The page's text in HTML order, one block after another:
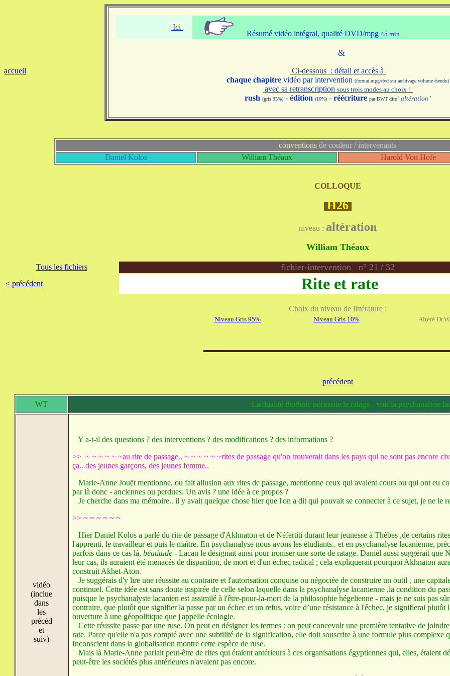
accueil
Ici
Résumé vidéo intégral, qualité DVD/mpg 45.min
&
Ci-dessous : détail et accès à
chaque chapitre vidéo par intervention (format mpg/dvd sur archivage volume étendu)
avec sa retranscription sous trois modes au choix :
rush (gris 95%) - édition (10%) - réécriture par DWT dite ' altération '
conventions de couleur / intervenants
Daniel Kolos
William Théaux Harold Von Hofe
COLLOQUE
H26
niveau : altération
William Théaux
Tous les fichiers fichier-intervention n° 21 / 32
< précédent Rite et rate
Choix du niveau de littérature :
Niveau Gris 95% Niveau Gris 10% Altéré
précédent
WT La dualité thothale nécessite le ratage - voir la psychanalyse
vidéo
(inclue
dans
les
précéd
et
suiv)
Y a-t-il des questions ? des interventions ? des modifications ? des informations ?
>> ~ ~ ~ ~ ~ ~au rite de passage.. ~ ~ ~ ~ ~ ~rites de passage qu'on trouverait dans les pays qui ne sont pas encore
ça.. des jeunes garçons, des jeunes femme..
Marie-Anne Jouët mentionne, ou fait allusion aux rites de passage, mentionne ceux qui avaient cours ou qui ont eu
par là donc - anciennes ou perdues. Un avis ? une idée à ce propos ?
Je cherche dans ma mémoire.. il y avait quelque chose hier que l'on a dit qui pouvait se connecter à ce sujet, je ne le
>> ~ ~ ~ ~ ~ ~
Hier Daniel Kolos a parlé du rite de passage d'Akhnaton et de Néfertiti durant leur jeunesse à Thèbes ,de certains
l'apprenti, le travailleur et puis le maître. En psychanalyse nous avons les étudiants.. et en psychanalyse lacanienne,
parfois dans ce cas là, béatitude - Lacan le désignait ainsi pour ironiser une sorte de ratage. Daniel aussi suggérait que
leur cas, ils auraient été menacés de disparition, de mort et d'un échec radical ; cela expliquerait pourquoi Akhnaton
construit Akhet-Aton.
Je suggérais d'y lire une réussite au contraire et l'autorisation conquise ou négociée de construire un outil , une
continuel. Cette idée est sans doute inspirée de celle selon laquelle dans la psychanalyse lacanienne ,la condition du
puisque le psychanalyste lacanien est assimilé à l'être-pour-la-mort de la philosophie hégelienne - mais je ne suis pas
contraire, que plutôt que signifier la passe par un échec et un refus, voire d’une résistance à l'échec, je signifierai plutôt
ouverture à une géopolitique que j'appelle écologie.
Cette réussite passe par une ruse. On peut en désigner les termes : on peut concevoir une première tentative de
rate. Parce qu'elle n'a pas compté avec une subtilité de la signification, elle doit souscrire à une formule plus complexe
Inconscient dans la globalisation montre cette espèce de ruse.
Mais là Marie-Anne parlait peut-être de rites qui étaient antérieurs à ces organisations égyptiennes qui, elles, étaient
peut-être les sociétés plus antérieures n'avaient pas encore.